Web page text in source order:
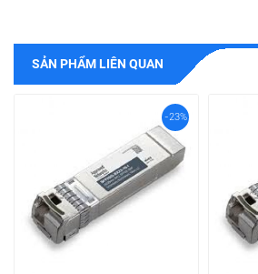
SẢN PHẨM LIÊN QUAN
-23%